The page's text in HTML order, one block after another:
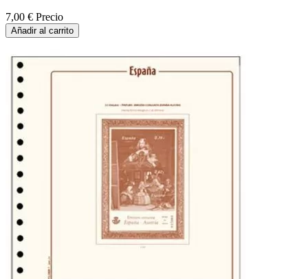
7,00 € Precio
Añadir al carrito